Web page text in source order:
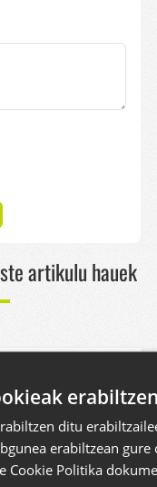
artikulu hauek
ditu
erabiltzean gure
Cookie Politika